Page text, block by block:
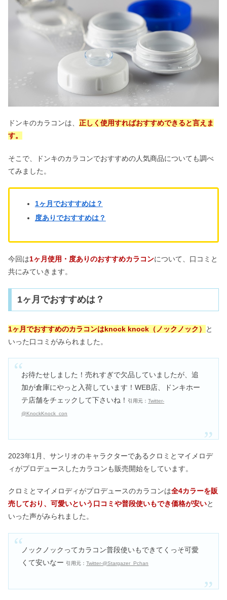
ドンキのカラコンは、 正しく使用すればおすすめできると言えま
す。
そこで、ドンキのカラコンでおすすめの人気商品についても調べ
てみました。
1ヶ月でおすすめは？
度ありでおすすめは？
今回は1ヶ月使用・度ありのおすすめカラコンについて、口コミと
共にみていきます。
1ヶ月でおすすめは？
1ヶ月でおすすめのカラコンはknock knock（ノックノック）
と
いった口コミがみられました。
お待たせしました！売れすぎで欠品していましたが、追
加が倉庫にやっと入荷しています！WEB店、ドンキホー
テ店舗をチェックして下さいね！
引用元：Twitter-
@KnockKnock_con
2023年1月、サンリオのキャラクターであるクロミとマイメロデ
ィがプロデュースしたカラコンも販売開始をしています。
クロミとマイメロディがプロデュースのカラコンは全4カラーを販
売しており、可愛いという口コミや普段使いもでき価格が安いと
いった声がみられました。
ノックノックってカラコン普段使いもできてくっそ可愛
くて安いなー 引用元：Twitter-@Stargazer_Pchan